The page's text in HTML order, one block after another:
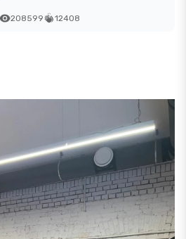
208599 12408